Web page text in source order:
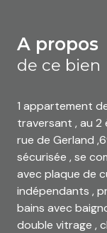
a propos
de ce bien
1 appartement
traversant , au 2
rue de Gerland
sécurisée , se
avec plaque de
indépendants ,
bains avec
double vitrage ,